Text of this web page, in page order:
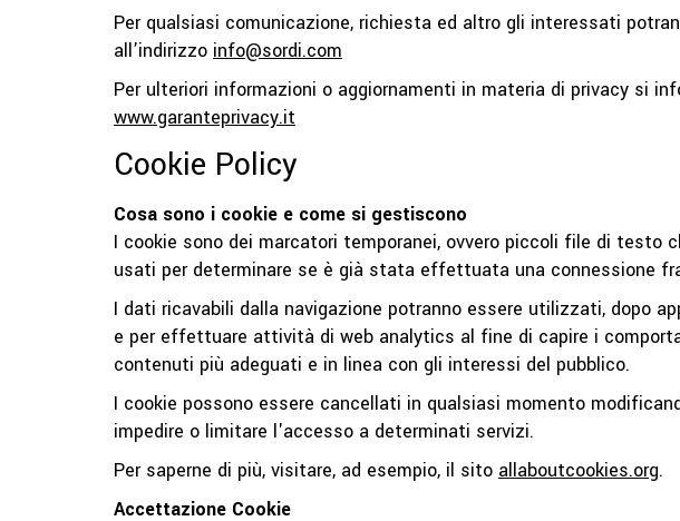
Per qualsiasi comunicazione, richiesta ed altro gli interessati
all’indirizzo info@sordi.com
Per ulteriori informazioni o aggiornamenti in materia di privacy si
www.garanteprivacy.it
Cookie Policy
Cosa sono i cookie e come si gestiscono
I cookie sono dei marcatori temporanei, ovvero piccoli file di testo
usati per determinare se è già stata effettuata una connessione
I dati ricavabili dalla navigazione potranno essere utilizzati, dopo
e per effettuare attività di web analytics al fine di capire i
contenuti più adeguati e in linea con gli interessi del pubblico.
I cookie possono essere cancellati in qualsiasi momento
impedire o limitare l'accesso a determinati servizi.
Per saperne di più, visitare, ad esempio, il sito allaboutcookies.org.
Accettazione Cookie